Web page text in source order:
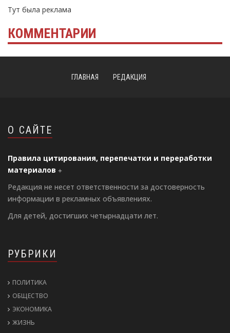
Тут была реклама
КОММЕНТАРИИ
ГЛАВНАЯ РЕДАКЦИЯ
О САЙТЕ
Правила цитирования, перепечатки и переработки
материалов
Редакция не несет ответственности за достоверность
информации в рекламных объявлениях.
Для детей, достигших четырнадцати лет.
РУБРИКИ
ПОЛИТИКА
ОБЩЕСТВО
ЭКОНОМИКА
ЖИЗНЬ